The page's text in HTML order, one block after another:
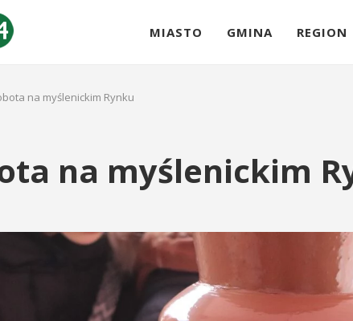
MIASTO GMINA REGION
na myślenickim Rynku
na myślenickim